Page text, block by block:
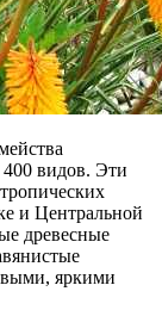
видов. Эти
и Центральной
древесные
яркими